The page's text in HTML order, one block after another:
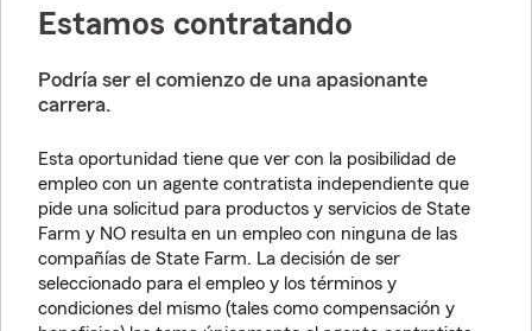
Estamos contratando
Podría ser el comienzo de una apasionante
carrera.
Esta oportunidad tiene que ver con la posibilidad de
empleo con un agente contratista independiente que
pide una solicitud para productos y servicios de State
Farm y NO resulta en un empleo con ninguna de las
compañías de State Farm. La decisión de ser
seleccionado para el empleo y los términos y
condiciones del mismo (tales como compensación y